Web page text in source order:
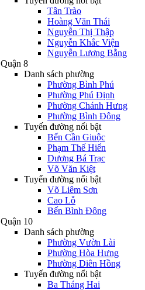
Tân Trào
Hoàng Văn Thái
Nguyễn Thị Thập
Nguyễn Khắc Viện
Nguyễn Lương Bằng
Quận 8
Danh sách phường
Phường Bình Phú
Phường Phú Định
Phường Chánh Hưng
Phường Bình Đông
Tuyến đường nổi bật
Bến Cần Giuộc
Phạm Thế Hiển
Dương Bá Trạc
Võ Văn Kiệt
Tuyến đường nổi bật
Võ Liêm Sơn
Cao Lỗ
Bến Bình Đông
Quận 10
Danh sách phường
Phường Vườn Lài
Phường Hòa Hưng
Phường Diên Hồng
Tuyến đường nổi bật
Ba Tháng Hai